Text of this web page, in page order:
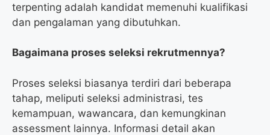
terpenting adalah kandidat memenuhi kualifikasi
dan pengalaman yang dibutuhkan.
Bagaimana proses seleksi rekrutmennya?
Proses seleksi biasanya terdiri dari beberapa
tahap, meliputi seleksi administrasi, tes
kemampuan, wawancara, dan kemungkinan
assessment lainnya. Informasi detail akan